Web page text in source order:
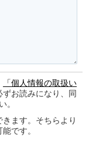
「個人情報の取扱い
お読みになり、同
。
ます。そちらより
です。